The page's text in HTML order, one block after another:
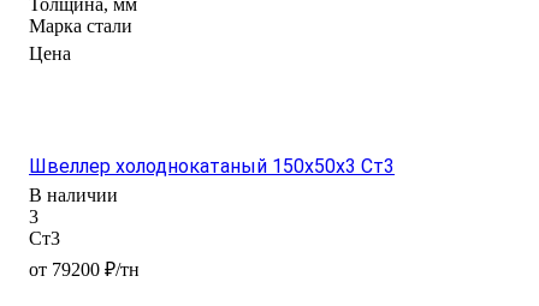
Марка стали
Цена
Швеллер холоднокатаный 150х50х3 Ст3
В наличии
3
Ст3
от 79200 ₽/тн